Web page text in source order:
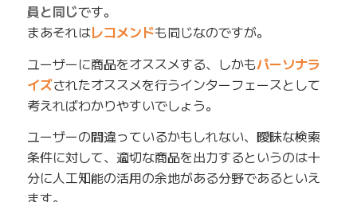
員と同じです。
まあそれはレコメンドも同じなのですが。
ユーザーに商品をオススメする、しかもパーソナラ
イズされたオススメを行うインターフェースとして
考えればわかりやすいでしょう。
ユーザーの間違っているかもしれない、曖昧な検索
条件に対して、適切な商品を出力するというのは十
分に人工知能の活用の余地がある分野であるといえ